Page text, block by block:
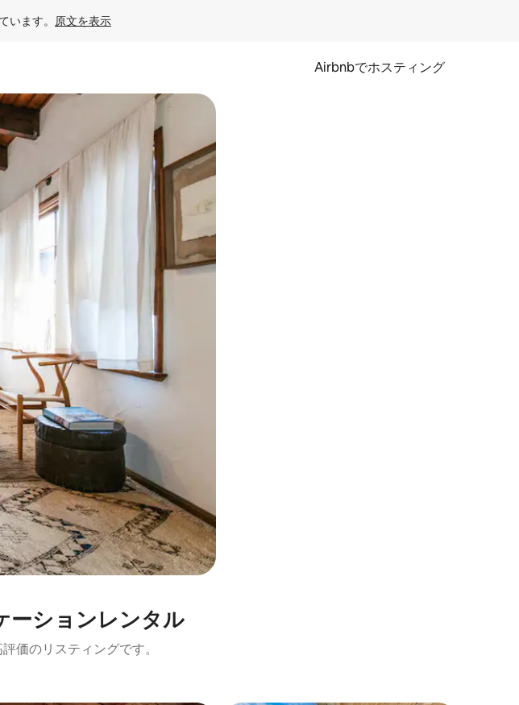
います。 原文を表示
Airbnbでホスティング
して検索結果を確認することができます。
ーションレンタル
価のリスティングです。